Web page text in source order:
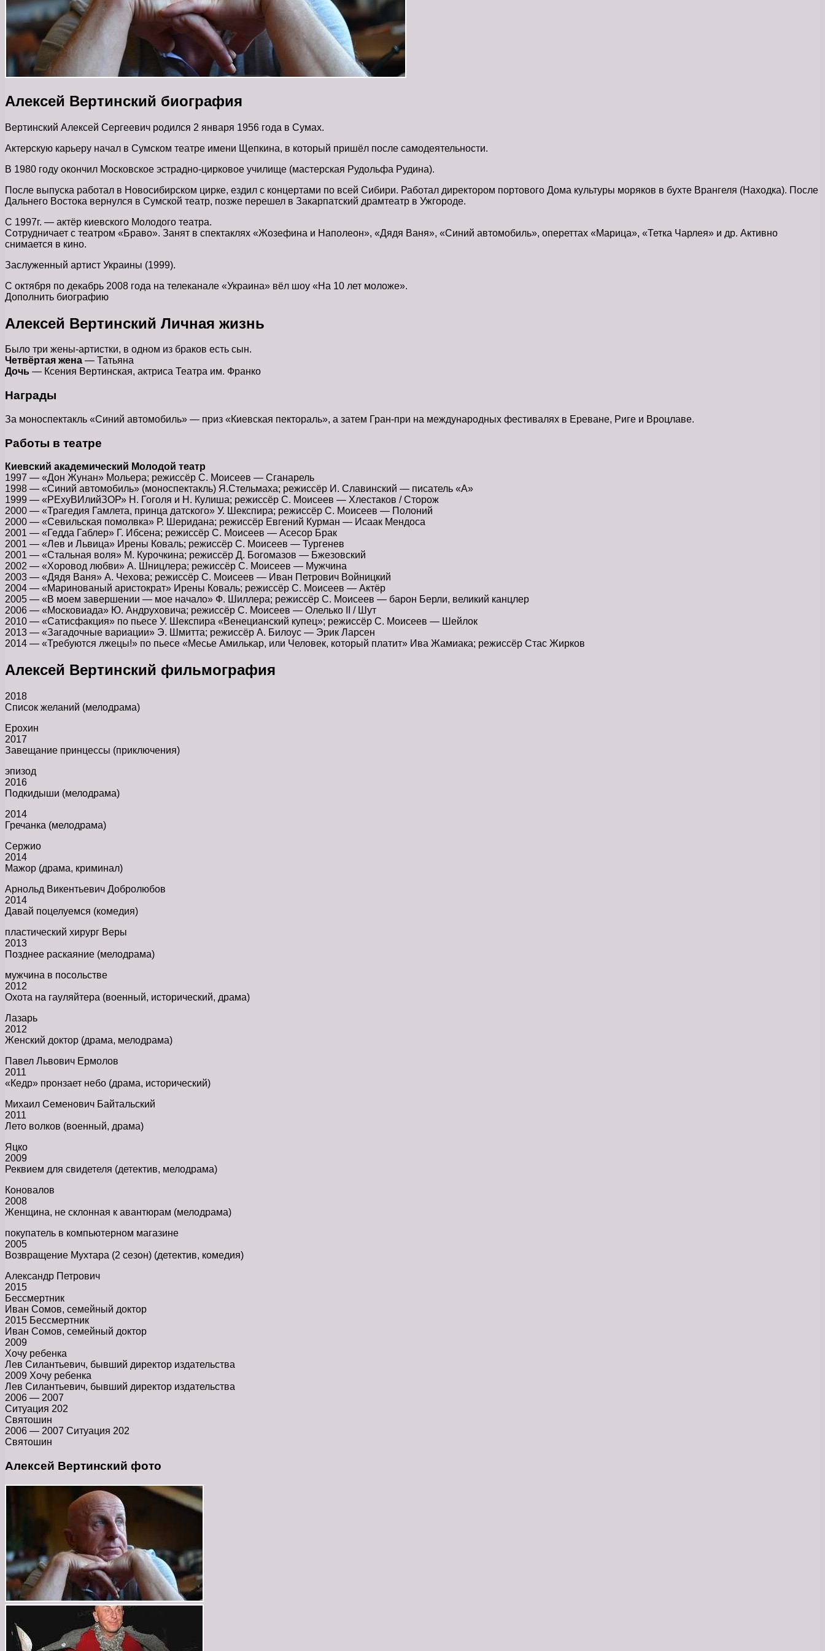
Алексей Вертинский биография
Вертинский Алексей Сергеевич родился 2 января 1956 года в Сумах.
Актерскую карьеру начал в Сумском театре имени Щепкина, в который пришёл после самодеятельности.
В 1980 году окончил Московское эстрадно-цирковое училище (мастерская Рудольфа Рудина).
После выпуска работал в Новосибирском цирке, ездил с концертами по всей Сибири. Работал директором портового Дома культуры моряков в бухте Врангеля (Находка). После
Дальнего Востока вернулся в Сумской театр, позже перешел в Закарпатский драмтеатр в Ужгороде.
С 1997г. — актёр киевского Молодого театра.
Сотрудничает с театром «Браво». Занят в спектаклях «Жозефина и Наполеон», «Дядя Ваня», «Синий автомобиль», опереттах «Марица», «Тетка Чарлея» и др. Активно
снимается в кино.
Заслуженный артист Украины (1999).
С октября по декабрь 2008 года на телеканале «Украина» вёл шоу «На 10 лет моложе».
Дополнить биографию
Алексей Вертинский Личная жизнь
Было три жены-артистки, в одном из браков есть сын.
Четвёртая жена — Татьяна
Дочь — Ксения Вертинская, актриса Театра им. Франко
Награды
За моноспектакль «Синий автомобиль» — приз «Киевская пектораль», а затем Гран-при на международных фестивалях в Ереване, Риге и Вроцлаве.
Работы в театре
Киевский академический Молодой театр
1997 — «Дон Жунан» Мольера; режиссёр С. Моисеев — Сганарель
1998 — «Синий автомобиль» (моноспектакль) Я.Стельмаха; режиссёр И. Славинский — писатель «А»
1999 — «РЕхуВИлийЗОР» Н. Гоголя и Н. Кулиша; режиссёр С. Моисеев — Хлестаков / Сторож
2000 — «Трагедия Гамлета, принца датского» У. Шекспира; режиссёр С. Моисеев — Полоний
2000 — «Севильская помолвка» Р. Шеридана; режиссёр Евгений Курман — Исаак Мендоса
2001 — «Гедда Габлер» Г. Ибсена; режиссёр С. Моисеев — Асесор Брак
2001 — «Лев и Львица» Ирены Коваль; режиссёр С. Моисеев — Тургенев
2001 — «Стальная воля» М. Курочкина; режиссёр Д. Богомазов — Бжезовский
2002 — «Хоровод любви» А. Шницлера; режиссёр С. Моисеев — Мужчина
2003 — «Дядя Ваня» А. Чехова; режиссёр С. Моисеев — Иван Петрович Войницкий
2004 — «Маринованый аристократ» Ирены Коваль; режиссёр С. Моисеев — Актёр
2005 — «В моем завершении — мое начало» Ф. Шиллера; режиссёр С. Моисеев — барон Берли, великий канцлер
2006 — «Московиада» Ю. Андруховича; режиссёр С. Моисеев — Олелько ІІ / Шут
2010 — «Сатисфакция» по пьесе У. Шекспира «Венецианский купец»; режиссёр С. Моисеев — Шейлок
2013 — «Загадочные вариации» Э. Шмитта; режиссёр А. Билоус — Эрик Ларсен
2014 — «Требуются лжецы!» по пьесе «Месье Амилькар, или Человек, который платит» Ива Жамиака; режиссёр Стас Жирков
Алексей Вертинский фильмография
2018
Список желаний (мелодрама)
Ерохин
2017
Завещание принцессы (приключения)
эпизод
2016
Подкидыши (мелодрама)
2014
Гречанка (мелодрама)
Сержио
2014
Мажор (драма, криминал)
Арнольд Викентьевич Добролюбов
2014
Давай поцелуемся (комедия)
пластический хирург Веры
2013
Позднее раскаяние (мелодрама)
мужчина в посольстве
2012
Охота на гауляйтера (военный, исторический, драма)
Лазарь
2012
Женский доктор (драма, мелодрама)
Павел Львович Ермолов
2011
«Кедр» пронзает небо (драма, исторический)
Михаил Семенович Байтальский
2011
Лето волков (военный, драма)
Яцко
2009
Реквием для свидетеля (детектив, мелодрама)
Коновалов
2008
Женщина, не склонная к авантюрам (мелодрама)
покупатель в компьютерном магазине
2005
Возвращение Мухтара (2 сезон) (детектив, комедия)
Александр Петрович
2015
Бессмертник
Иван Сомов, семейный доктор
2015 Бессмертник
Иван Сомов, семейный доктор
2009
Хочу ребенка
Лев Силантьевич, бывший директор издательства
2009 Хочу ребенка
Лев Силантьевич, бывший директор издательства
2006 — 2007
Ситуация 202
Святошин
2006 — 2007 Ситуация 202
Святошин
Алексей Вертинский фото